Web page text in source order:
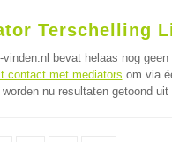
Terschelling
vinden.nl bevat helaas nog geen
contact met mediators om via
worden nu resultaten getoond